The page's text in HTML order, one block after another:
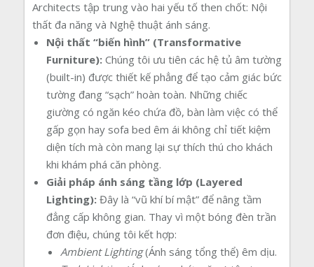
Architects tập trung vào hai yếu tố then chốt: Nội
thất đa năng và Nghệ thuật ánh sáng.
Nội thất “biến hình” (Transformative
Furniture): Chúng tôi ưu tiên các hệ tủ âm tường
(built-in) được thiết kế phẳng để tạo cảm giác bức
tường đang “sạch” hoàn toàn. Những chiếc
giường có ngăn kéo chứa đồ, bàn làm việc có thể
gấp gọn hay sofa bed êm ái không chỉ tiết kiệm
diện tích mà còn mang lại sự thích thú cho khách
khi khám phá căn phòng.
Giải pháp ánh sáng tầng lớp (Layered
Lighting): Đây là “vũ khí bí mật” để nâng tầm
đẳng cấp không gian. Thay vì một bóng đèn trần
đơn điệu, chúng tôi kết hợp:
Ambient Lighting(Ánh sáng tổng thể) êm dịu.